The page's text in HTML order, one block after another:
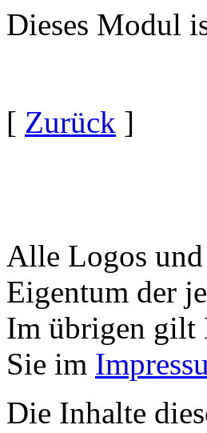
Dieses Modul
[ Zurück ]
Alle Logos und
Eigentum der
Im übrigen gilt
Sie im
Die Inhalte